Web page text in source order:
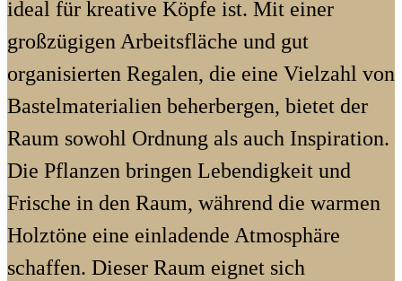
ideal für kreative Köpfe ist. Mit einer
großzügigen Arbeitsfläche und gut
organisierten Regalen, die eine Vielzahl von
Bastelmaterialien beherbergen, bietet der
Raum sowohl Ordnung als auch Inspiration.
Die Pflanzen bringen Lebendigkeit und
Frische in den Raum, während die warmen
Holztöne eine einladende Atmosphäre
schaffen. Dieser Raum eignet sich